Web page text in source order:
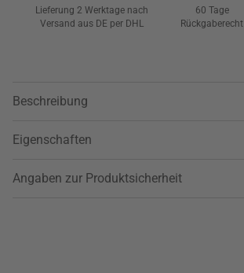
Lieferung 2 Werktage nach
Versand aus DE per DHL
60 Tage
Rückgaberecht
Beschreibung
Eigenschaften
Angaben zur Produktsicherheit